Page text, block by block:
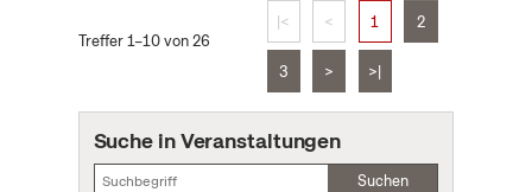
Treffer 1–10 von 26
|< < 1 2
3 > >|
Suche in Veranstaltungen
Suchen